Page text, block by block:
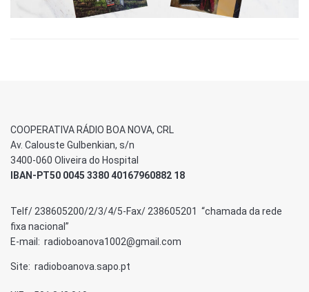
COOPERATIVA RÁDIO BOA NOVA, CRL
Av. Calouste Gulbenkian, s/n
3400-060 Oliveira do Hospital
IBAN-PT50 0045 3380 40167960882 18
Telf/ 238605200/2/3/4/5-Fax/ 238605201 “chamada da rede
fixa nacional”
E-mail: radioboanova1002@gmail.com
Site: radioboanova.sapo.pt